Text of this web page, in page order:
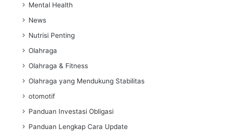
Mental Health
News
Nutrisi Penting
Olahraga
Olahraga & Fitness
Olahraga yang Mendukung Stabilitas
otomotif
Panduan Investasi Obligasi
Panduan Lengkap Cara Update